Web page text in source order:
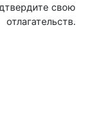
свою